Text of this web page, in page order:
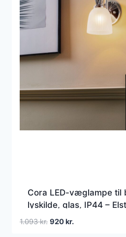
Cora LED-væglampe til
lyskilde, glas, IP44 –
– Metal – Med én lyskilde
1.093kr. Den
920kr.Den